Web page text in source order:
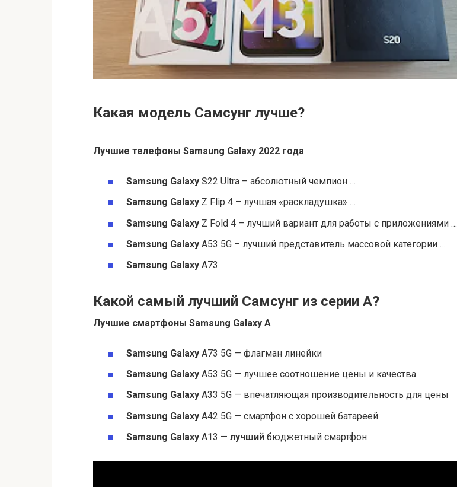
Какая модель Самсунг лучше?
Лучшие телефоны Samsung Galaxy 2022 года
Samsung Galaxy S22 Ultra – абсолютный чемпион …
Samsung Galaxy Z Flip 4 – лучшая «раскладушка» …
Samsung Galaxy Z Fold 4 – лучший вариант для работы с приложениями …
Samsung Galaxy A53 5G – лучший представитель массовой категории …
Samsung Galaxy A73.
Какой самый лучший Самсунг из серии А?
Лучшие смартфоны Samsung Galaxy А
Samsung Galaxy A73 5G — флагман линейки
Samsung Galaxy A53 5G — лучшее соотношение цены и качества
Samsung Galaxy A33 5G — впечатляющая производительность для цены
Samsung Galaxy A42 5G — смартфон с хорошей батареей
Samsung Galaxy A13 — лучший бюджетный смартфон